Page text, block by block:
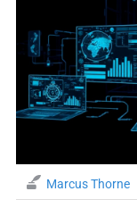
Marcus Thorne